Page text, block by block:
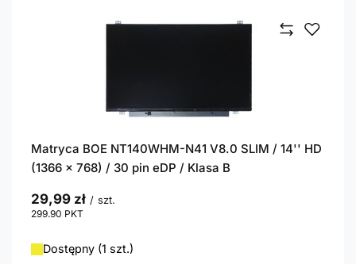
Matryca BOE NT140WHM-N41 V8.0 SLIM / 14'' HD
(1366 x 768) / 30 pin eDP / Klasa B
29,99 zł / szt.
299.90 PKT
Dostępny (1 szt.)